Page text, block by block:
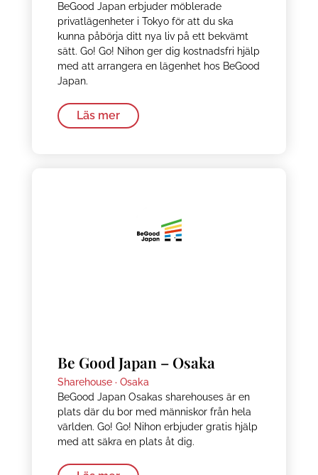
BeGood Japan erbjuder möblerade
privatlägenheter i Tokyo för att du ska
kunna påbörja ditt nya liv på ett bekvämt
sätt. Go! Go! Nihon ger dig kostnadsfri hjälp
med att arrangera en lägenhet hos BeGood
Japan.
Läs mer
Be Good Japan – Osaka
Sharehouse · Osaka
BeGood Japan Osakas sharehouses är en
plats där du bor med människor från hela
världen. Go! Go! Nihon erbjuder gratis hjälp
med att säkra en plats åt dig.